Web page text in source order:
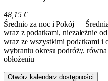
48,15 €
Średnio za noc i Pokój
wraz z podatkami, niezależnie
wraz ze wszystkimi podatkami i
wybraniu okresu podróży. równa
obłożeniu
Otwórz kalendarz dostępności